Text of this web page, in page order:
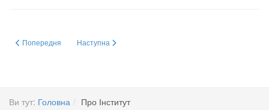
Попередня стаття: Положення про комісію з біоетики та біобезпеки
Попередня Наступна стаття: ПЛАН ГЕНДЕРНОЇ РІВНОСТІ
Наступна
Ви тут: Головна Про Інститут